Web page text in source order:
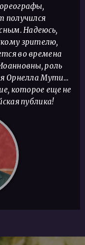
получился
Надеюсь,
зрителю,
во времена
роль
Орнелла Мути…
которое еще не
публика!